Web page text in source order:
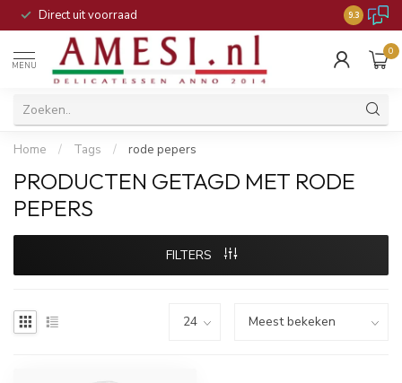
Direct uit voorraad 9.3
MENU
0
Home / Tags / rode pepers
PRODUCTEN GETAGD MET RODE
PEPERS
FILTERS